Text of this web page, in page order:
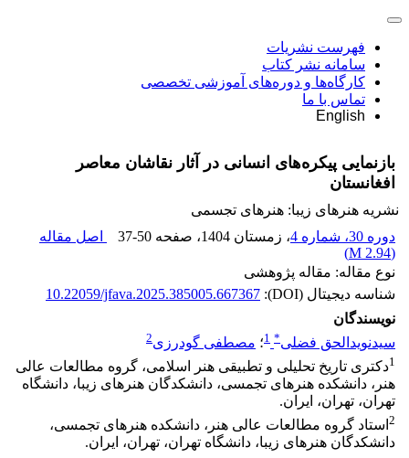
فهرست نشریات
سامانه نشر کتاب
کارگاه‌ها و دوره‌های آموزشی تخصصی
تماس با ما
English
بازنمایی پیکره‌های انسانی در آثار نقاشان معاصر
افغانستان
نشریه هنرهای زیبا: هنرهای تجسمی
دوره 30، شماره 4
، زمستان 1404 ، صفحه 37-50
اصل مقاله
(
2.94 M
)
نوع مقاله: مقاله پژوهشی
شناسه دیجیتال (DOI):
10.22059/jfava.2025.385005.667367
نویسندگان
سیدنویدالحق فضلی*
1؛ مصطفی گودرزی2
1دکتری تاریخ تحلیلی و تطبیقی هنر اسلامی، گروه مطالعات عالی
هنر، دانشکده هنرهای تجمسی، دانشکدگان هنرهای زیبا، دانشگاه
تهران، تهران، ایران.
2 استاد گروه مطالعات عالی هنر، دانشکده هنرهای تجمسی،
دانشکدگان هنرهای زیبا، دانشگاه تهران، تهران، ایران.